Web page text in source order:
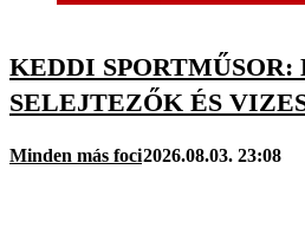
KEDDI
SELEJTEZŐK ÉS
Minden más foci2026.08.03. 23:08